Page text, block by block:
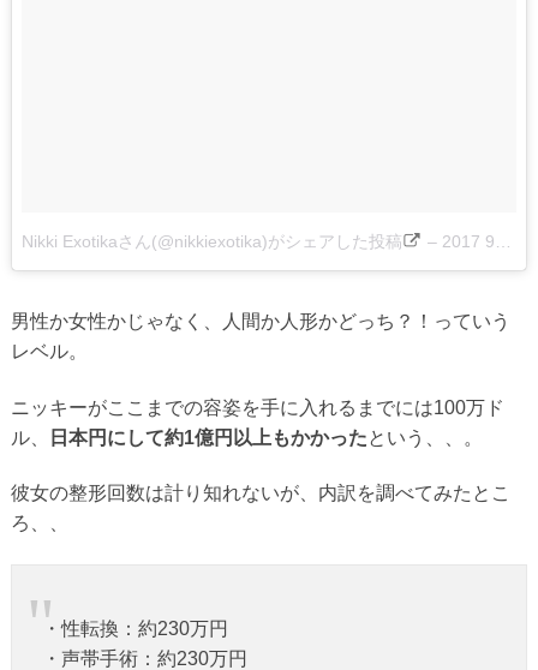
Nikki Exotikaさん(@nikkiexotika)がシェアした投稿 – 2017 9月 11 5:29午後 PDT
男性か女性かじゃなく、人間か人形かどっち？！っていう
レベル。
ニッキーがここまでの容姿を手に入れるまでには100万ド
ル、
日本円にして約1億円以上もかかったという、、。
彼女の整形回数は計り知れないが、内訳を調べてみたとこ
ろ、、
・性転換：約230万円
・声帯手術：約230万円